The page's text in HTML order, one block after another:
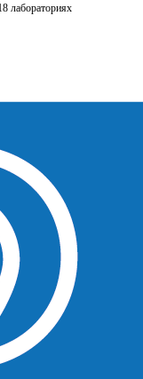
лабораториях